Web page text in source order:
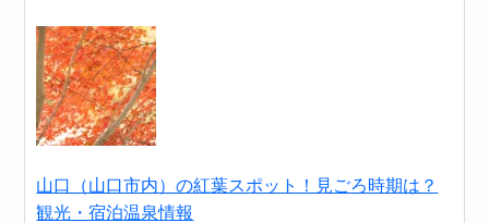
山口（山口市内）の紅葉スポット！見ごろ時期は？
観光・宿泊温泉情報